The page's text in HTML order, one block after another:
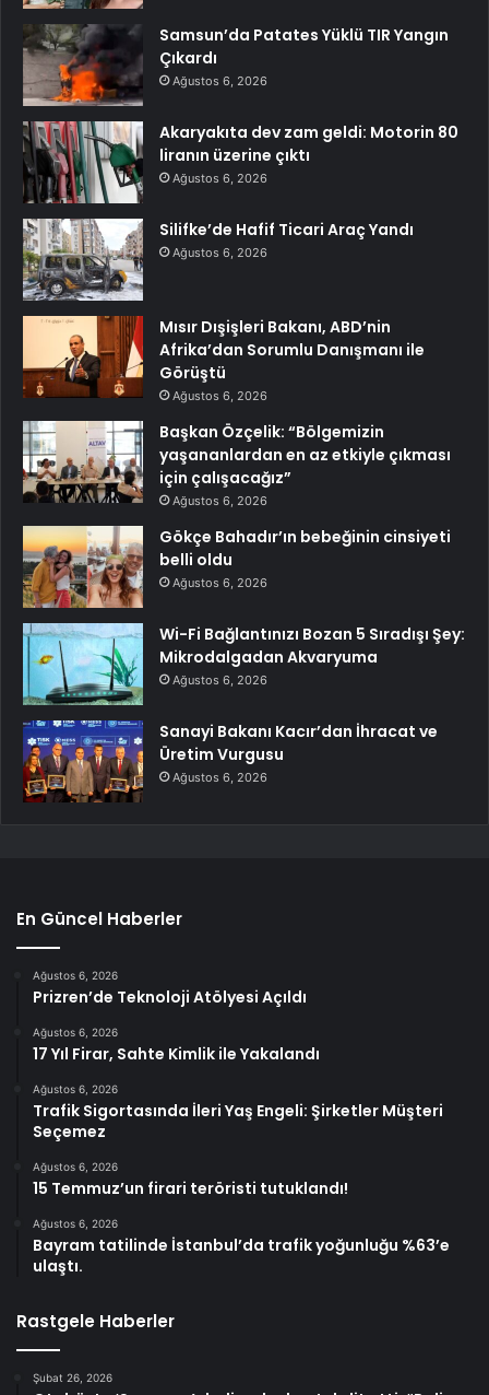
Samsun’da Patates Yüklü TIR Yangın
Çıkardı
Ağustos 6, 2026
Akaryakıta dev zam geldi: Motorin 80
liranın üzerine çıktı
Ağustos 6, 2026
Silifke’de Hafif Ticari Araç Yandı
Ağustos 6, 2026
Mısır Dışişleri Bakanı, ABD’nin
Afrika’dan Sorumlu Danışmanı ile
Görüştü
Ağustos 6, 2026
Başkan Özçelik: “Bölgemizin
yaşananlardan en az etkiyle çıkması
için çalışacağız”
Ağustos 6, 2026
Gökçe Bahadır’ın bebeğinin cinsiyeti
belli oldu
Ağustos 6, 2026
Wi-Fi Bağlantınızı Bozan 5 Sıradışı Şey:
Mikrodalgadan Akvaryuma
Ağustos 6, 2026
Sanayi Bakanı Kacır’dan İhracat ve
Üretim Vurgusu
Ağustos 6, 2026
En Güncel Haberler
Ağustos 6, 2026
Prizren’de Teknoloji Atölyesi Açıldı
Ağustos 6, 2026
17 Yıl Firar, Sahte Kimlik ile Yakalandı
Ağustos 6, 2026
Trafik Sigortasında İleri Yaş Engeli: Şirketler Müşteri
Seçemez
Ağustos 6, 2026
15 Temmuz’un firari teröristi tutuklandı!
Ağustos 6, 2026
Bayram tatilinde İstanbul’da trafik yoğunluğu %63’e
ulaştı.
Rastgele Haberler
Şubat 26, 2026